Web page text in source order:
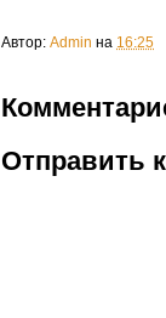
Автор: Admin на 16:25
Отправить